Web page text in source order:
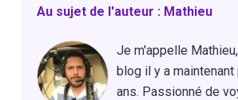
Au sujet de l'auteur : Mathieu
Je m'appelle
blog il y a
ans. Passionné de